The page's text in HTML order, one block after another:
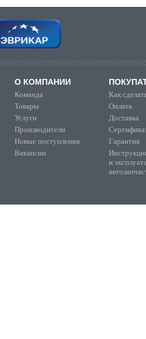
О КОМПАНИИ
Команда
Товары
Услуги
Производители
Новые поступления
Вакансии
Как
Оплата
Доставка
Гарантия
и